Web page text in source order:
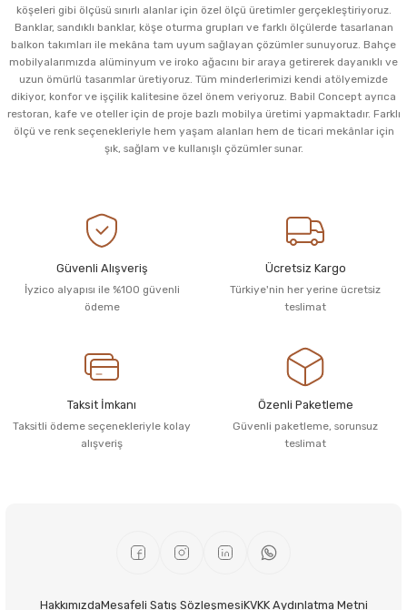
köşeleri gibi ölçüsü sınırlı alanlar için özel ölçü üretimler gerçekleştiriyoruz.
Banklar, sandıklı banklar, köşe oturma grupları ve farklı ölçülerde tasarlanan
balkon takımları ile mekâna tam uyum sağlayan çözümler sunuyoruz. Bahçe
mobilyalarımızda alüminyum ve iroko ağacını bir araya getirerek dayanıklı ve
uzun ömürlü tasarımlar üretiyoruz. Tüm minderlerimizi kendi atölyemizde
dikiyor, konfor ve işçilik kalitesine özel önem veriyoruz. Babil Concept ayrıca
restoran, kafe ve oteller için de proje bazlı mobilya üretimi yapmaktadır. Farklı
ölçü ve renk seçenekleriyle hem yaşam alanları hem de ticari mekânlar için
şık, sağlam ve kullanışlı çözümler sunar.
Güvenli Alışveriş
İyzico alyapısı ile %100 güvenli
ödeme
Ücretsiz Kargo
Türkiye'nin her yerine ücretsiz
teslimat
Taksit İmkanı
Taksitli ödeme seçenekleriyle kolay
alışveriş
Özenli Paketleme
Güvenli paketleme, sorunsuz
teslimat
HakkımızdaMesafeli Satış SözleşmesiKVKK Aydınlatma Metni